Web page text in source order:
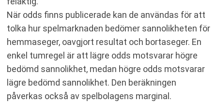
När odds finns publicerade kan de användas för att
tolka hur spelmarknaden bedömer sannolikheten för
hemmaseger, oavgjort resultat och bortaseger. En
enkel tumregel är att lägre odds motsvarar högre
bedömd sannolikhet, medan högre odds motsvarar
lägre bedömd sannolikhet. Den beräkningen
påverkas också av spelbolagens marginal.